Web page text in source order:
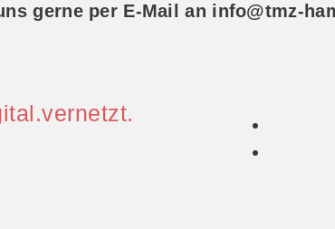
gerne per E-Mail an info@tmz-